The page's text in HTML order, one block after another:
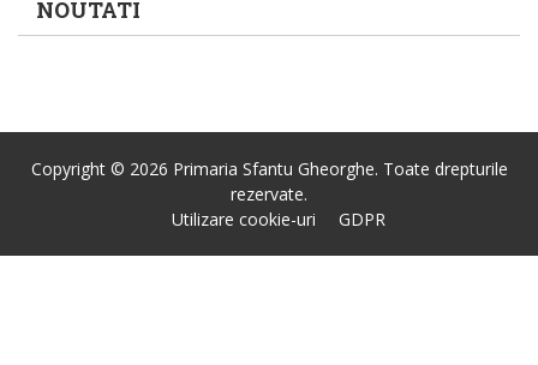
NOUTATI
Copyright © 2026 Primaria Sfantu Gheorghe. Toate drepturile
rezervate.
Utilizare cookie-uri
GDPR